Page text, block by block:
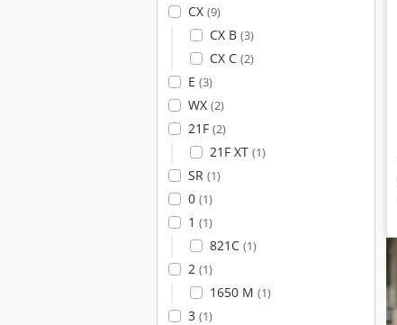
CX (9)
CX B (3)
CX C (2)
E (3)
WX (2)
21F (2)
21F XT (1)
SR (1)
0 (1)
1 (1)
821C (1)
2 (1)
1650 M (1)
3 (1)